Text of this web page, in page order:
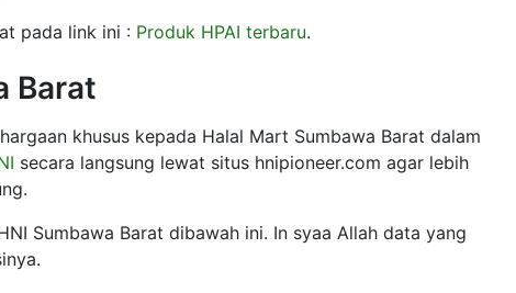
pada link ini : Produk HPAI terbaru.
Barat
khusus kepada Halal Mart Sumbawa Barat dalam
secara langsung lewat situs hnipioneer.com agar lebih
Sumbawa Barat dibawah ini. In syaa Allah data yang